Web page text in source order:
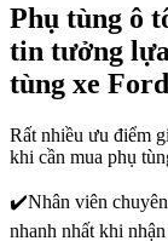
Phụ tùng ô
tin tưởng
tùng xe
Rất nhiều ưu điểm
khi cần mua phụ
✔️Nhân viên chuyên
nhanh nhất khi